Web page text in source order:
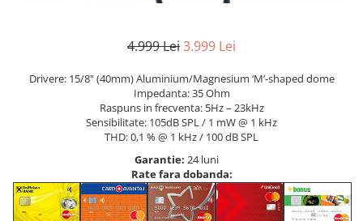
4.999 Lei3.999 Lei
Drivere: 15/8" (40mm) Aluminium/Magnesium ‘M’-shaped dome
Impedanta: 35 Ohm
Raspuns in frecventa: 5Hz – 23kHz
Sensibilitate: 105dB SPL / 1 mW @ 1 kHz
THD: 0,1 % @ 1 kHz / 100 dB SPL
Garantie: 24 luni
Rate fara dobanda: